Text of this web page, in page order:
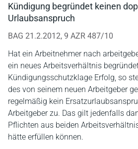
Kündigung begründet keinen
Urlaubsanspruch
BAG 21.2.2012, 9 AZR 487/10
Hat ein Arbeitnehmer nach
ein neues Arbeitsverhältnis
Kündigungsschutzklage Erfolg, so
des von seinem neuen Arbeitgeber
regelmäßig kein
Arbeitgeber zu. Das gilt jedenfalls
Pflichten aus beiden
hätte erfüllen können.